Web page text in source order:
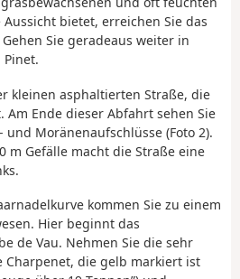
bietet, erreichen Sie das
Gehen Sie geradeaus weiter in
Pinet.
kleinen asphaltierten Straße, die
Ende dieser Abfahrt sehen Sie
Moränenaufschlüsse (Foto 2).
m Gefälle macht die Straße eine
kommen Sie zu einem
Hier beginnt das
de Vau. Nehmen Sie die sehr
Charpenet, die gelb markiert ist